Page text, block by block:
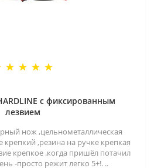
с фиксированным
лезвием
нож ,цельнометаллическая
крепкий ,резина на ручке крепкая
крепкое .когда пришёл потачил
-просто режит легко 5+!. ..